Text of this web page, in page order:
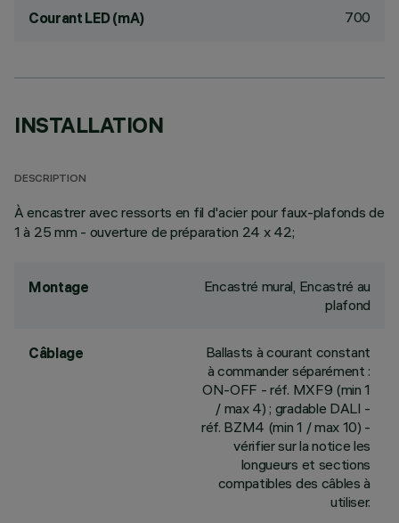
Courant LED (mA) 700
INSTALLATION
DESCRIPTION
À encastrer avec ressorts en fil d'acier pour faux-plafonds de
1 à 25 mm - ouverture de préparation 24 x 42;
Montage
Encastré mural, Encastré au
plafond
Câblage
Ballasts à courant constant
à commander séparément :
ON-OFF - réf. MXF9 (min 1
/ max 4) ; gradable DALI -
réf. BZM4 (min 1 / max 10) -
vérifier sur la notice les
longueurs et sections
compatibles des câbles à
utiliser.